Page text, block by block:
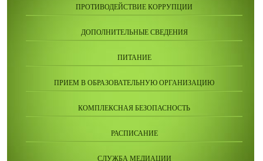
ПРОТИВОДЕЙСТВИЕ КОРРУПЦИИ
ДОПОЛНИТЕЛЬНЫЕ СВЕДЕНИЯ
ПИТАНИЕ
ПРИЕМ В ОБРАЗОВАТЕЛЬНУЮ ОРГАНИЗАЦИЮ
КОМПЛЕКСНАЯ БЕЗОПАСНОСТЬ
РАСПИСАНИЕ
СЛУЖБА МЕДИАЦИИ